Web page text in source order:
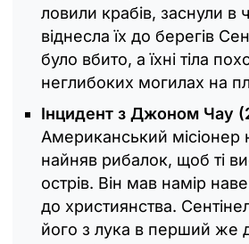
ловили крабів, заснули в
віднесла їх до берегів
було вбито, а їхні тіла
неглибоких могилах на
Інцидент з Джоном Чау
Американський місіонер
найняв рибалок, щоб ті
острів. Він мав намір
до християнства.
його з лука в перший же